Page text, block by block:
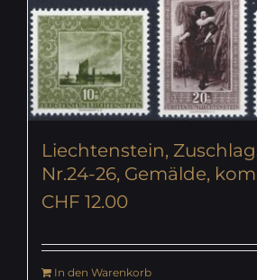
Liechtenstein,
Nr.24-26, Gemälde,
CHF 12.00
In den Warenkorb